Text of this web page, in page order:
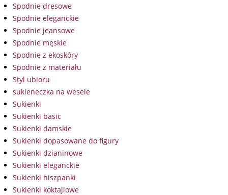
Spodnie dresowe
Spodnie eleganckie
Spodnie jeansowe
Spodnie męskie
Spodnie z ekoskóry
Spodnie z materiału
Styl ubioru
sukieneczka na wesele
Sukienki
Sukienki basic
Sukienki damskie
Sukienki dopasowane do figury
Sukienki dzianinowe
Sukienki eleganckie
Sukienki hiszpanki
Sukienki koktajlowe